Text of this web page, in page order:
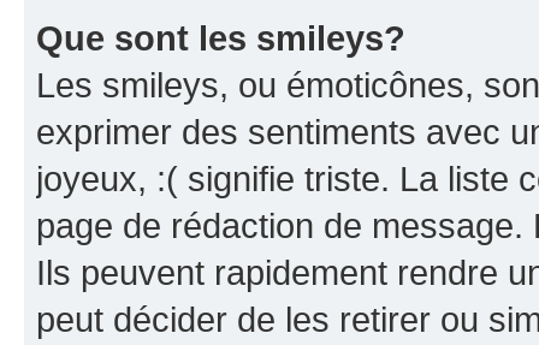
Que sont les smileys?
Les smileys, ou émoticônes,
exprimer des sentiments avec
joyeux, :( signifie triste. La liste
page de rédaction de
Ils peuvent rapidement rendre
peut décider de les retirer ou